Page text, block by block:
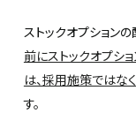
ストックオプション
前にストックオプシ
は、採用施策ではな
す。